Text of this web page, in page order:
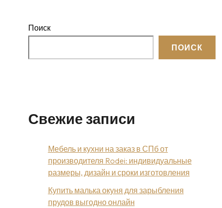
Поиск
ПОИСК
Свежие записи
Мебель и кухни на заказ в СПб от
производителя Rodei: индивидуальные
размеры, дизайн и сроки изготовления
Купить малька окуня для зарыбления
прудов выгодно онлайн